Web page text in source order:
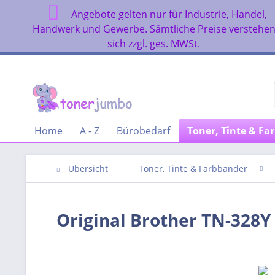
Angebote gelten nur für Industrie, Handel,
Handwerk und Gewerbe. Sämtliche Preise verstehen
sich zzgl. ges. MWSt.
Home A - Z Bürobedarf Toner, Tinte &
Übersicht Toner, Tinte & Farbbänder
Original Brother TN-